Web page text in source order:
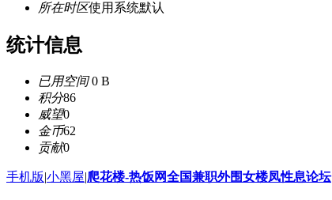
所在时区使用系统默认
统计信息
已用空间0 B
积分86
威望0
金币62
贡献0
手机版|小黑屋|爬花楼-热饭网全国兼职外围女楼凤性息论坛